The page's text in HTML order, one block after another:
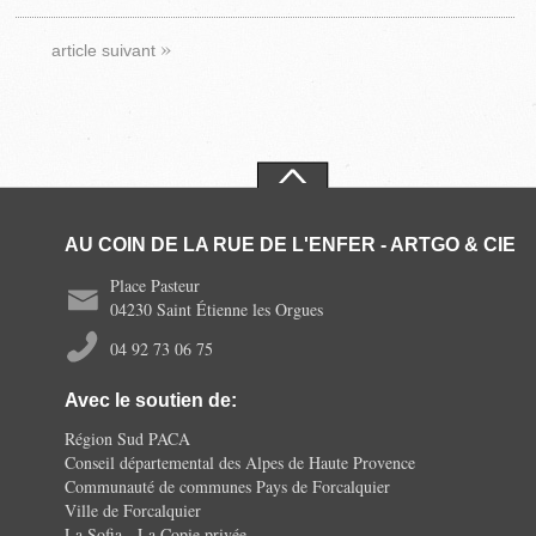
article suivant »
AU COIN DE LA RUE DE L'ENFER - ARTGO & CIE
Place Pasteur
04230 Saint Étienne les Orgues
04 92 73 06 75
Avec le soutien de:
Région Sud PACA
Conseil départemental des Alpes de Haute Provence
Communauté de communes Pays de Forcalquier
Ville de Forcalquier